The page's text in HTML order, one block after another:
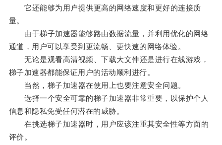
它还能够为用户提供更高的网络速度和更好的连接质
量。
由于梯子加速器能够路由数据流量，并利用优化的网络
通道，用户可以享受到更流畅、更快速的网络体验。
无论是观看高清视频、下载大文件还是进行在线游戏，
梯子加速器都能保证用户的活动顺利进行。
当然，梯子加速器在使用上也要注意安全问题。
选择一个安全可靠的梯子加速器非常重要，以保护个人
信息和隐私免受任何潜在的威胁。
在挑选梯子加速器时，用户应该注重其安全性等方面的
评价。